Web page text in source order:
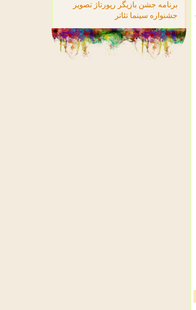
برنامه جشن بازیگر رپورتاژ تصویر
جشنواره سینما تئاتر